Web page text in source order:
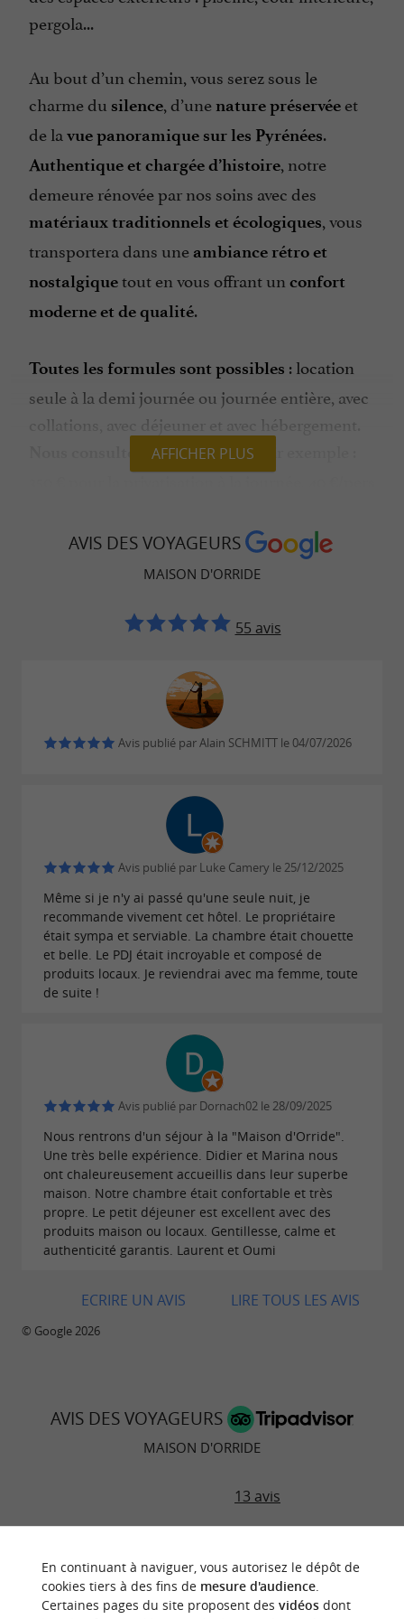
pergola...
Au bout d’un chemin, vous serez sous le
charme du silence, d’une nature préservée et
de la vue panoramique sur les Pyrénées.
Authentique et chargée d’histoire, notre
demeure rénovée par nos soins avec des
matériaux traditionnels et écologiques, vous
transportera dans une ambiance rétro et
nostalgiquetout en vous offrant un confort
moderne et de qualité.
Toutes les formules sont possibles : location
seule à la demi journée ou journée entière, avec
collations, avec déjeuner et avec hébergement.
Nous consulter pour les tarifs, par exemple :
350 € pour la privatisation à la journée, 40 €/pers
AFFICHER PLUS
AVIS DES VOYAGEURS
MAISON D'ORRIDE
55 avis
Avis publié par Alain SCHMITT le 04/07/2026
Avis publié par Luke Camery le 25/12/2025
Même si je n'y ai passé qu'une seule nuit, je
recommande vivement cet hôtel. Le propriétaire
était sympa et serviable. La chambre était chouette
et belle. Le PDJ était incroyable et composé de
produits locaux. Je reviendrai avec ma femme, toute
de suite !
Avis publié par Dornach02 le 28/09/2025
Nous rentrons d'un séjour à la "Maison d'Orride".
Une très belle expérience. Didier et Marina nous
ont chaleureusement accueillis dans leur superbe
maison. Notre chambre était confortable et très
propre. Le petit déjeuner est excellent avec des
produits maison ou locaux. Gentillesse, calme et
authenticité garantis. Laurent et Oumi
LIRE TOUS LES AVIS
ECRIRE UN AVIS
© Google 2026
AVIS DES VOYAGEURS
MAISON D'ORRIDE
13 avis
Emplacement
En continuant à naviguer, vous autorisez le dépôt de
cookies tiers à des fins de mesure d'audience.
Certaines pages du site proposent des vidéosdont